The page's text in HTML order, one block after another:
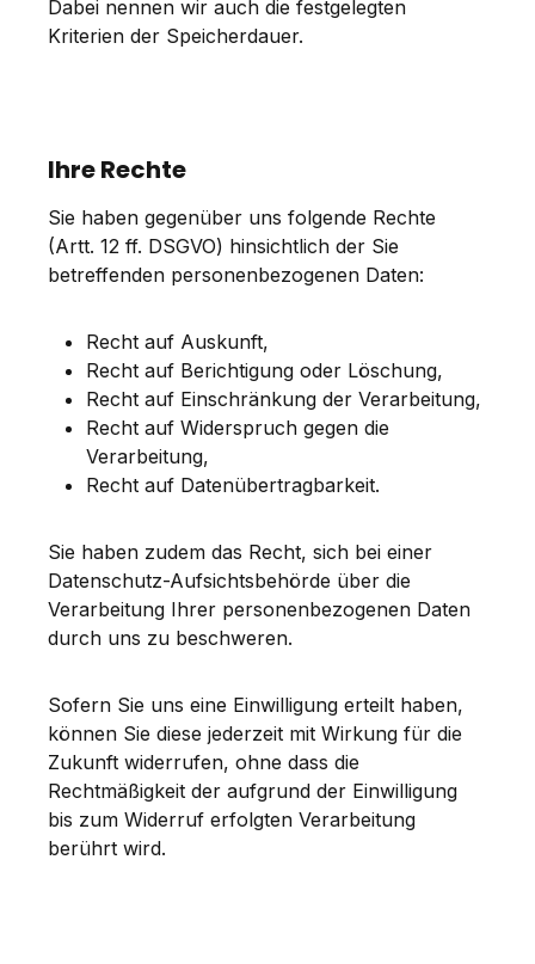
Dabei nennen wir auch die festgelegten
Kriterien der Speicherdauer.
Ihre Rechte
Sie haben gegenüber uns folgende Rechte
(Artt. 12 ff. DSGVO) hinsichtlich der Sie
betreffenden personenbezogenen Daten:
Recht auf Auskunft,
Recht auf Berichtigung oder Löschung,
Recht auf Einschränkung der Verarbeitung,
Recht auf Widerspruch gegen die
Verarbeitung,
Recht auf Datenübertragbarkeit.
Sie haben zudem das Recht, sich bei einer
Datenschutz-Aufsichtsbehörde über die
Verarbeitung Ihrer personenbezogenen Daten
durch uns zu beschweren.
Sofern Sie uns eine Einwilligung erteilt haben,
können Sie diese jederzeit mit Wirkung für die
Zukunft widerrufen, ohne dass die
Rechtmäßigkeit der aufgrund der Einwilligung
bis zum Widerruf erfolgten Verarbeitung
berührt wird.